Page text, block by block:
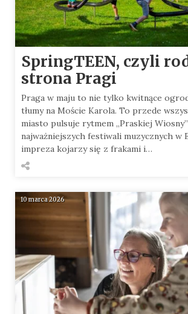
SpringTEEN, czyli
strona Pragi
Praga w maju to nie tylko kwitnące
tłumy na Moście Karola. To przede
miasto pulsuje rytmem „Praskiej
najważniejszych festiwali muzycznych w
impreza kojarzy się z frakami i…
10 marca 2026